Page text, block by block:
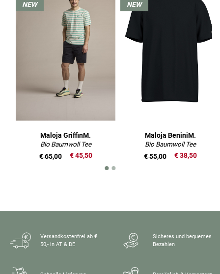
NEW
Maloja GriffinM.
Bio Baumwoll Tee
€ 45,50
€ 65,00
NEW
Maloja BeniniM.
Bio Baumwoll Tee
€ 38,50
€ 55,00
Versandkostenfrei ab €
50,- in AT & DE
Sicheres und bequemes
Bezahlen